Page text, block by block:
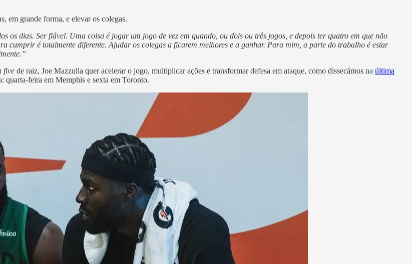
em grande forma, e elevar os colegas.
os dias. Ser fiável. Uma coisa é jogar um jogo de vez em quando, ou dois ou três jogos, e depois ter quatro em que não
cumprir é totalmente diferente. Ajudar os colegas a ficarem melhores e a ganhar. Para mim, a parte do trabalho é estar
five de raiz, Joe Mazzulla quer acelerar o jogo, multiplicar ações e transformar defesa em ataque, como dissecámos na última
quarta-feira em Memphis e sexta em Toronto.